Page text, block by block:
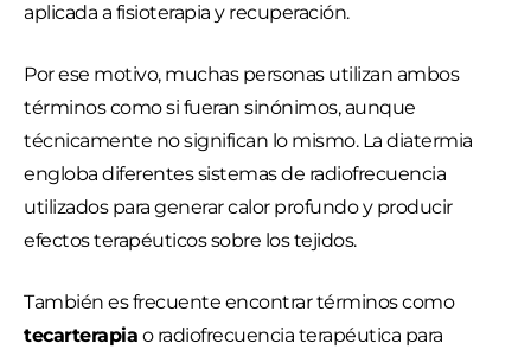
aplicada a fisioterapia y recuperación.
Por ese motivo, muchas personas utilizan ambos
términos como si fueran sinónimos, aunque
técnicamente no significan lo mismo. La diatermia
engloba diferentes sistemas de radiofrecuencia
utilizados para generar calor profundo y producir
efectos terapéuticos sobre los tejidos.
También es frecuente encontrar términos como
tecarterapia o radiofrecuencia terapéutica para